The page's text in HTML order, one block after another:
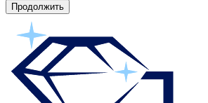
Продолжить